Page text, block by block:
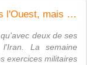
ARMÉNIE : le pays se tourne vers l'Ouest, mais entraîne des troupes avec l'Iran
deux de ses
La semaine
exercices militaires